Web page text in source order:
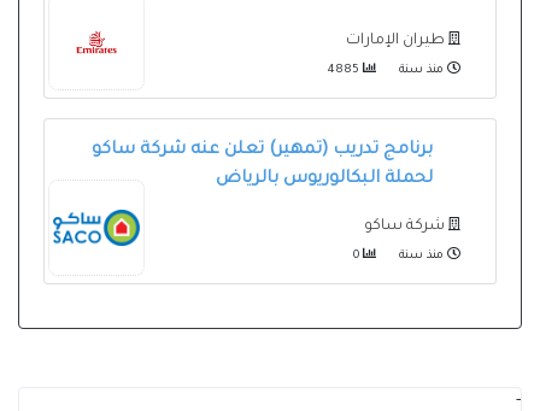
طيران الإمارات
منذ سنة
برنامج تدريب (تمهير) تعلن عنه شركة ساكو
لحملة البكالوريوس بالرياض
شركة ساكو
منذ سنة
-